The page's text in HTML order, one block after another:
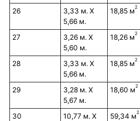
26
3,33 м. Х
5,66 м.
18,85 м2
27
3,26 м. Х
5,60 м.
18,26 м2
28
3,33 м. Х
5,66 м.
18,85 м2
29
3,28 м. Х
5,67 м.
18,60 м2
30
10,77 м. Х
59,34 м2